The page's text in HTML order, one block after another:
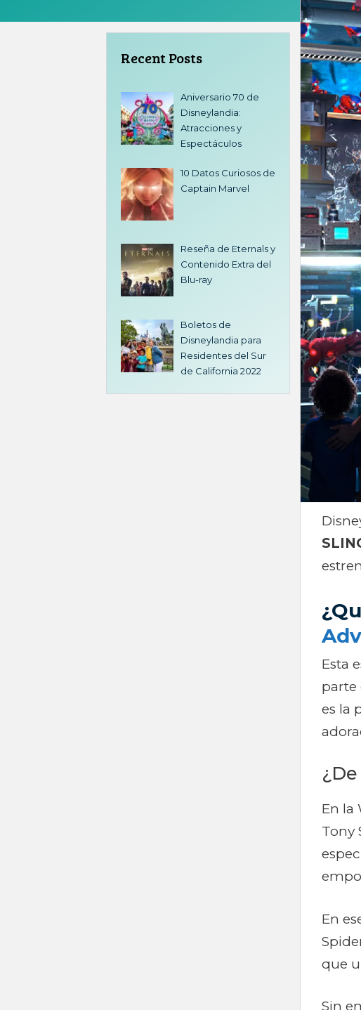
Esta
parte
es la
En la
Tony
En
que
Sin
Recent Posts
Aniversario 70 de
Disneylandia:
Atracciones y
Espectáculos
10 Datos Curiosos de
Captain Marvel
Reseña de Eternals y
Contenido Extra del
Blu-ray
Boletos de
Disneylandia para
Residentes del Sur
de California 2022